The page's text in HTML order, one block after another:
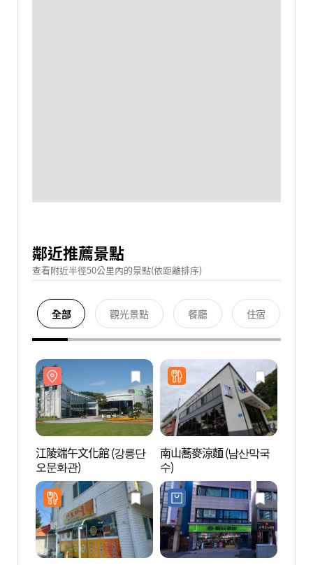
鄰近推薦景點
查看附近半徑50公里內的景點(依距離排序)
全部 觀光景點 餐廳 住宿
江陵端午文化館 (강릉단
오문화관)
南山蕎麥涼麵 (남산막국
수)